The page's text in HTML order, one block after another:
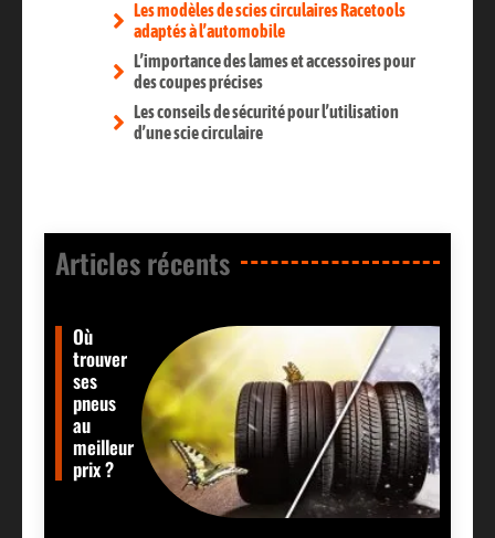
Les modèles de scies circulaires Racetools
adaptés à l’automobile
L’importance des lames et accessoires pour
des coupes précises
Les conseils de sécurité pour l’utilisation
d’une scie circulaire
Articles récents​
Où
trouver
ses
pneus
au
meilleur
prix ?